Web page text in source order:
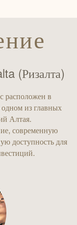
(Ризалта)
расположен в
из главных
Алтая.
современную
доступность для